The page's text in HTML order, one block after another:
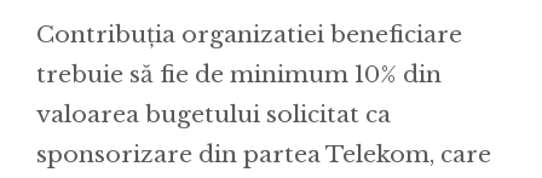
Contribuția organizatiei beneficiare
trebuie să fie de minimum 10% din
valoarea bugetului solicitat ca
sponsorizare din partea Telekom, care